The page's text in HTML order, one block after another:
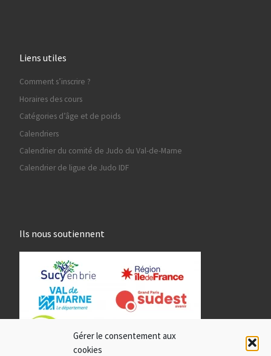
Gérer le consentement aux
cookies
Liens utiles
Comment s’inscrire ?
Horaires des cours
Catégories d’âge et de poids
Calendriers
Calendrier du comité de Judo du Val-de-Marne
Calendrier de ligue de Judo IDF
Ils nous soutiennent